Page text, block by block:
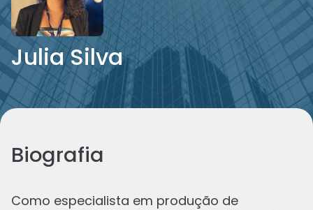
Julia Silva
Biografia
Como especialista em produção de